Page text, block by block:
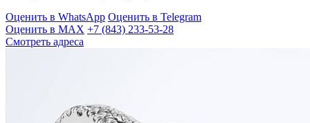
Оценить в WhatsApp Оценить в Telegram
Оценить в MAX +7 (843) 233-53-28
Смотреть адреса